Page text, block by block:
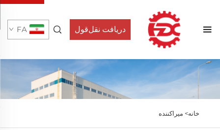
دریافت نقل‌قول FA
خانه> میراکننده